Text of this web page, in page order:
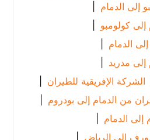
|
|
|
|
الإفريقية للطيران |
إلى بودروم |
|
الرياض
|